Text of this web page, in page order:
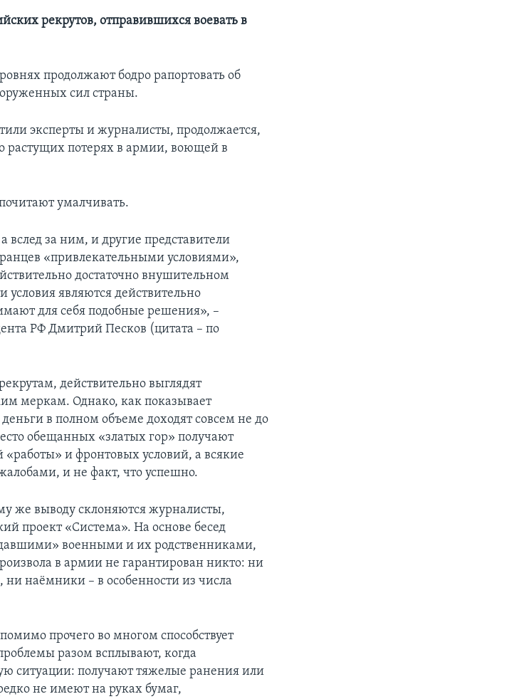
рекрутов, отправившихся воевать в
продолжают бодро рапортовать об
сил страны.
эксперты и журналисты, продолжается,
растущих потерях в армии, воющей в
умалчивать.
вслед за ним, и другие представители
«привлекательными условиями»,
достаточно внушительном
условия являются действительно
для себя подобные решения», –
РФ Дмитрий Песков (цитата – по
действительно выглядят
меркам. Однако, как показывает
в полном объеме доходят совсем не до
обещанных «златых гор» получают
и фронтовых условий, а всякие
и не факт, что успешно.
же выводу склоняются журналисты,
проект «Система». На основе бесед
военными и их родственниками,
в армии не гарантирован никто: ни
наёмники – в особенности из числа
прочего во многом способствует
разом всплывают, когда
ситуации: получают тяжелые ранения или
не имеют на руках бумаг,